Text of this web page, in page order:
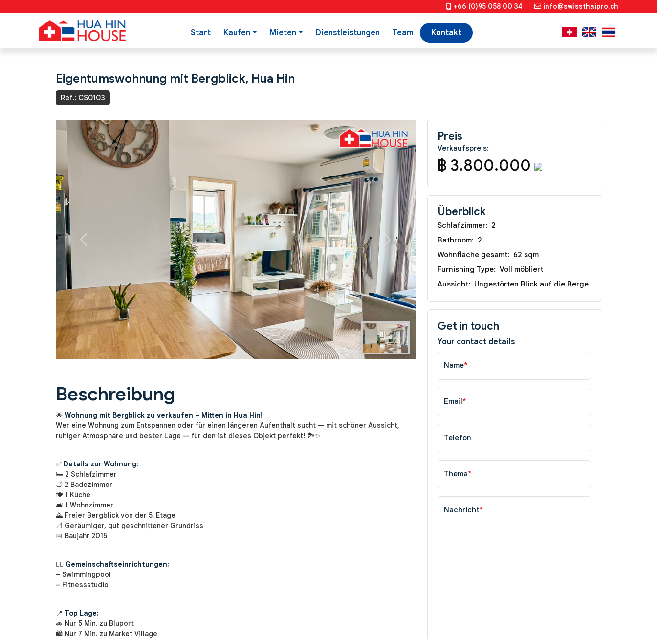
+66 (0)95 058 00 34 info@swissthaipro.ch
Start Kaufen Mieten Dienstleistungen Team Kontakt
Eigentumswohnung mit Bergblick, Hua Hin
Ref.: CS0103
Previous Next
Beschreibung
🌟 Wohnung mit Bergblick zu verkaufen – Mitten in Hua Hin!
Wer eine Wohnung zum Entspannen oder für einen längeren Aufenthalt sucht — mit schöner Aussicht,
ruhiger Atmosphäre und bester Lage — für den ist dieses Objekt perfekt! 🏞️✨
✅ Details zur Wohnung:
🛏️ 2 Schlafzimmer
🛁 2 Badezimmer
🍽️ 1 Küche
🛋️ 1 Wohnzimmer
🌄 Freier Bergblick von der 5. Etage
📐 Geräumiger, gut geschnittener Grundriss
📅 Baujahr 2015
🏊‍♀️ Gemeinschaftseinrichtungen:
– Swimmingpool
– Fitnessstudio
📍 Top Lage:
🚗 Nur 5 Min. zu Bluport
🛍️ Nur 7 Min. zu Market Village
Preis
Verkaufspreis:
฿ 3.800.000
Überblick
Schlafzimmer: 2
Bathroom: 2
Wohnfläche gesamt: 62 sqm
Furnishing Type: Voll möbliert
Aussicht: Ungestörten Blick auf die Berge
Get in touch
Your contact details
Name*
Email*
Telefon
Thema*
Nachricht*